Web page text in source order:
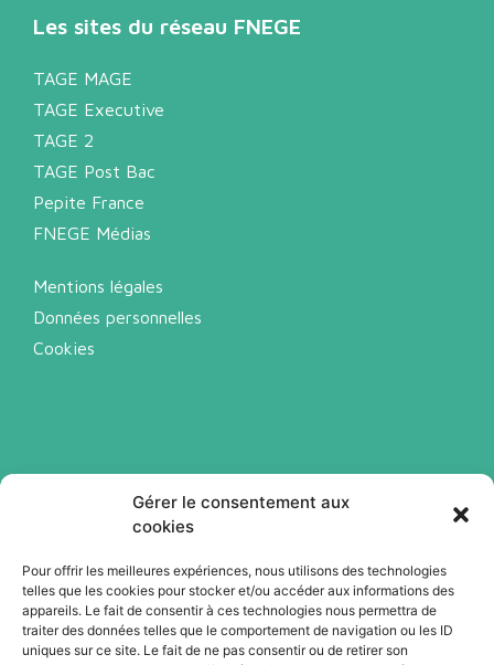
Gérer le consentement aux
cookies
Pour offrir les meilleures expériences, nous utilisons des technologies
telles que les cookies pour stocker et/ou accéder aux informations des
appareils. Le fait de consentir à ces technologies nous permettra de
traiter des données telles que le comportement de navigation ou les ID
uniques sur ce site. Le fait de ne pas consentir ou de retirer son
Les sites du réseau FNEGE
TAGE MAGE
TAGE Executive
TAGE 2
TAGE Post Bac
Pepite France
FNEGE Médias
Mentions légales
Données personnelles
Cookies
Abonnez-vous à notre newsletter